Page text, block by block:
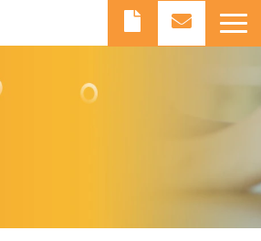
mafinとは